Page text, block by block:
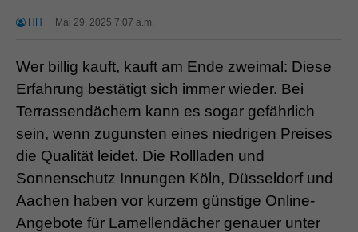
HH Mai 29, 2025 7:07 a.m.
Wer billig kauft, kauft am Ende zweimal: Diese
Erfahrung bestätigt sich immer wieder. Bei
Terrassendächern kann es sogar gefährlich
sein, wenn zugunsten eines niedrigen Preises
die Qualität leidet. Die Rollladen und
Sonnenschutz Innungen Köln, Düsseldorf und
Aachen haben vor kurzem günstige Online-
Angebote für Lamellendächer genauer unter